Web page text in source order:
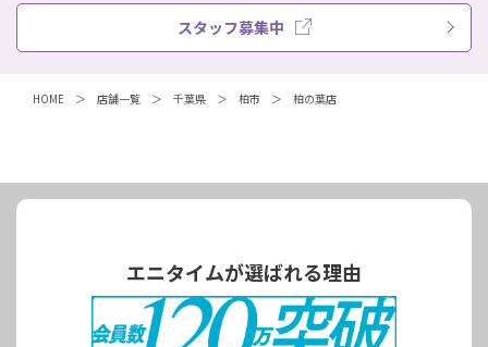
スタッフ募集中
HOME 店舗一覧 千葉県 柏市 柏の葉店
エニタイムが選ばれる理由